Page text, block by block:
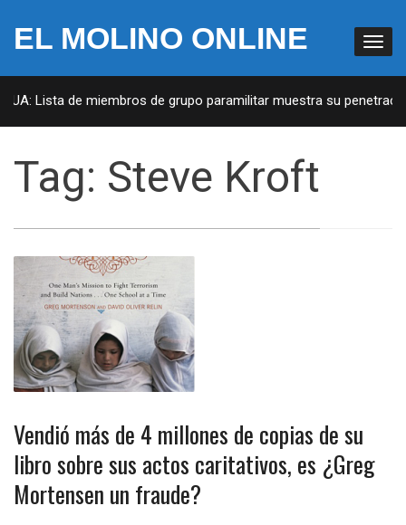
EL MOLINO ONLINE
Lista de miembros de grupo paramilitar muestra su
Tag: Steve Kroft
Vendió más de 4 millones de copias de su
libro sobre sus actos caritativos, es ¿Greg
Mortensen un fraude?